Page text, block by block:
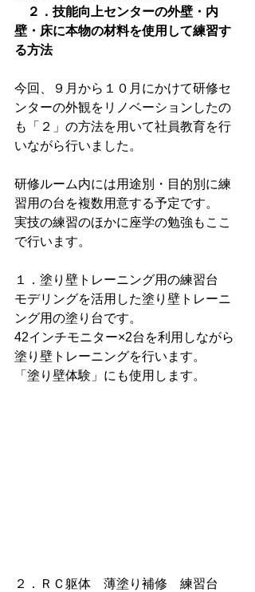
２．技能向上センターの外壁・内
壁・床に本物の材料を使用して練習す
る方法
今回、９月から１０月にかけて研修セ
ンターの外観をリノベーションしたの
も「２」の方法を用いて社員教育を行
いながら行いました。
研修ルーム内には用途別・目的別に練
習用の台を複数用意する予定です。
実技の練習のほかに座学の勉強もここ
で行います。
１．塗り壁トレーニング用の練習台
モデリングを活用した塗り壁トレーニ
ング用の塗り台です。
42インチモニター×2台を利用しながら
塗り壁トレーニングを行います。
「塗り壁体験」にも使用します。
２．ＲＣ躯体　薄塗り補修　練習台